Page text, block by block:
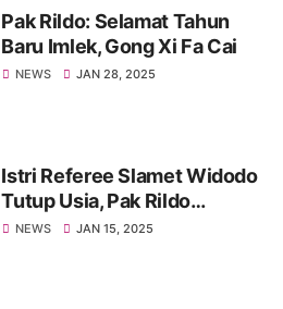
Pak Rildo: Selamat Tahun
Baru Imlek, Gong Xi Fa Cai
NEWS JAN 28, 2025
Istri Referee Slamet Widodo
Tutup Usia, Pak Rildo
Sampaikan Ucapan
NEWS JAN 15, 2025